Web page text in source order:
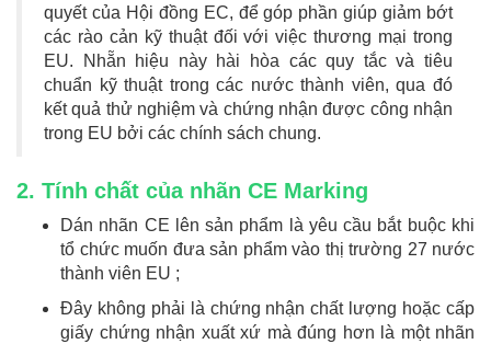
quyết của Hội đồng EC, để góp phần giúp giảm bớt
các rào cản kỹ thuật đối với việc thương mại trong
EU. Nhẵn hiệu này hài hòa các quy tắc và tiêu
chuẩn kỹ thuật trong các nước thành viên, qua đó
kết quả thử nghiệm và chứng nhận được công nhận
trong EU bởi các chính sách chung.
2. Tính chất của nhãn CE Marking
Dán nhãn CE lên sản phẩm là yêu cầu bắt buộc khi
tổ chức muốn đưa sản phẩm vào thị trường 27 nước
thành viên EU ;
Đây không phải là chứng nhận chất lượng hoặc cấp
giấy chứng nhận xuất xứ mà đúng hơn là một nhãn